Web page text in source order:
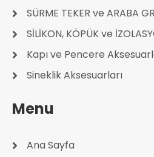
SÜRME TEKER ve ARABA
SİLİKON, KÖPÜK ve
Kapı ve Pencere
Sineklik Aksesuarları
Menu
Ana Sayfa